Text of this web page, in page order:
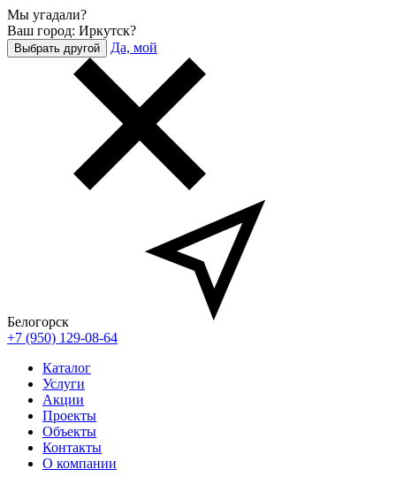
Мы угадали?
Ваш город: Иркутск?
Выбрать другой Да, мой
Белогорск
+7 (950) 129-08-64
Каталог
Услуги
Акции
Проекты
Объекты
Контакты
О компании